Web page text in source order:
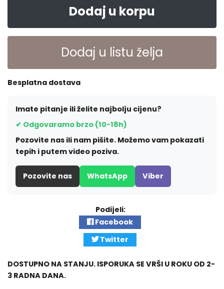
Dodaj u korpu
Dodaj u listu želja
Besplatna dostava
Imate pitanje ili želite najbolju cijenu?
✔ Odgovaramo brzo (10-18h)
Pozovite nas ili nam pišite. Možemo vam pokazati
tepih i putem video poziva.
Pozovite nas WhatsApp Viber
Podijeli:
Facebook
Twitter
DOSTUPNO NA STANJU. ISPORUKA SE VRŠI U ROKU OD 2-
3 RADNA DANA.